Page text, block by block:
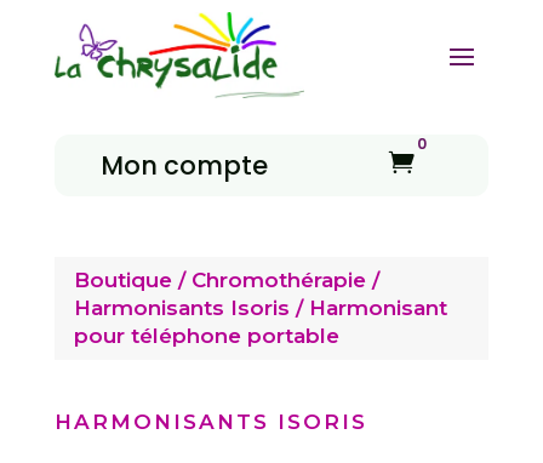
Mon compte 
0
Boutique/ Chromothérapie/
Harmonisants Isoris / Harmonisant
pour téléphone portable
HARMONISANTS ISORIS